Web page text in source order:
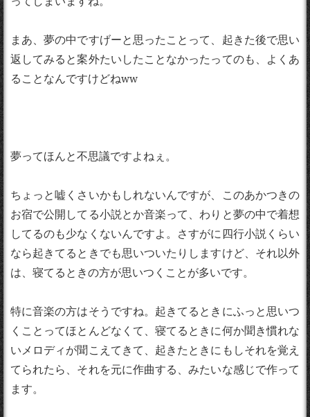
まあ、夢の中ですげーと思ったことって、起きた後で思い
返してみると案外たいしたことなかったってのも、よくあ
ることなんですけどねww
夢ってほんと不思議ですよねぇ。
ちょっと嘘くさいかもしれないんですが、このあかつきの
お宿で公開してる小説とか音楽って、わりと夢の中で着想
してるのも少なくないんですよ。さすがに四行小説くらい
なら起きてるときでも思いついたりしますけど、それ以外
は、寝てるときの方が思いつくことが多いです。
特に音楽の方はそうですね。起きてるときにふっと思いつ
くことってほとんどなくて、寝てるときに何か聞き慣れな
いメロディが聞こえてきて、起きたときにもしそれを覚え
てられたら、それを元に作曲する、みたいな感じで作って
ます。